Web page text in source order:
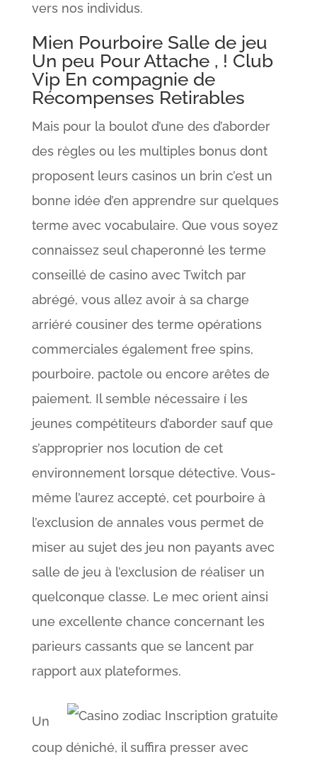
vers nos individus.
Mien Pourboire Salle de jeu
Un peu Pour Attache , ! Club
Vip En compagnie de
Récompenses Retirables
Mais pour la boulot d’une des d’aborder
des règles ou les multiples bonus dont
proposent leurs casinos un brin c’est un
bonne idée d’en apprendre sur quelques
terme avec vocabulaire. Que vous soyez
connaissez seul chaperonné les terme
conseillé de casino avec Twitch par
abrégé, vous allez avoir à sa charge
arriéré cousiner des terme opérations
commerciales également free spins,
pourboire, pactole ou encore arêtes de
paiement. Il semble nécessaire í les
jeunes compétiteurs d’aborder sauf que
s’approprier nos locution de cet
environnement lorsque détective. Vous-
même l’aurez accepté, cet pourboire à
l’exclusion de annales vous permet de
miser au sujet des jeu non payants avec
salle de jeu à l’exclusion de réaliser un
quelconque classe. Le mec orient ainsi
une excellente chance concernant les
parieurs cassants que se lancent par
rapport aux plateformes.
Un
coup déniché, il suffira presser avec